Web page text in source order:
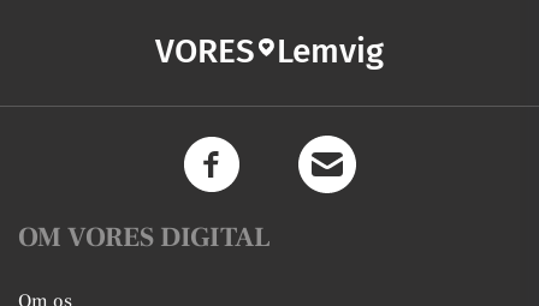
VORES Lemvig
OM VORES DIGITAL